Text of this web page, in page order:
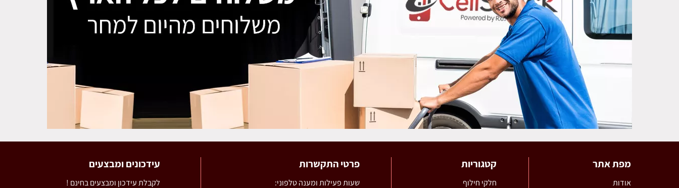
מפת אתר
אודות
קטגוריות
חלקי חילוף
פרטי התקשרות
שעות פעילות ומענה טלפוני:
עידכונים ומבצעים
לקבלת עידכון ומבצעים בחינם !